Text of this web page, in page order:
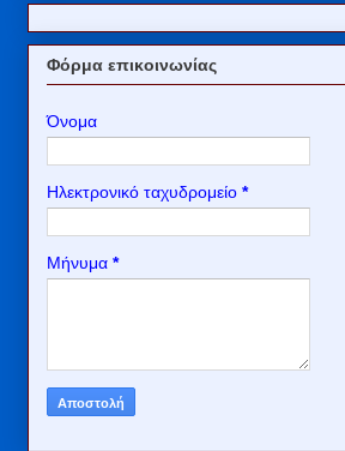
Φόρμα επικοινωνίας
Όνομα
Ηλεκτρονικό ταχυδρομείο *
Μήνυμα *